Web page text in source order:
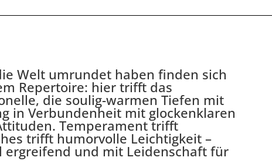
Welt umrundet haben finden sich
Repertoire: hier trifft das
die soulig-warmen Tiefen mit
in Verbundenheit mit glockenklaren
Temperament trifft
trifft humorvolle Leichtigkeit –
und mit Leidenschaft für